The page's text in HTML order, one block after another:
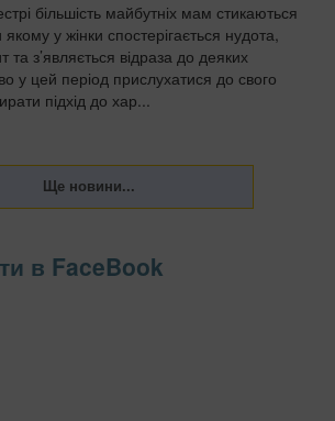
більшість майбутніх мам стикаються
у жінки спостерігається нудота,
та з’являється відраза до деяких
у цей період прислухатися до свого
підхід до хар...
в FaceBook